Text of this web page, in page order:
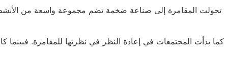
تحولت المقامرة إلى صناعة ضخمة تضم مجموعة واسعة من الأنشطة،
كما بدأت المجتمعات في إعادة النظر في نظرتها للمقامرة.